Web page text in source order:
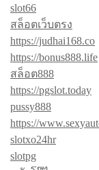
slot66
สล็อตเว็บตรง
https://judhai168.co
https://bonus888.life
สล็อต888
https://pgslot.today
pussy888
https://
slotxo24hr
slotpg